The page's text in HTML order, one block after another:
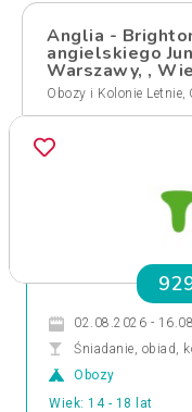
Anglia -
angielskiego
Warszawy, ,
Obozy i Kolonie Letnie,
02.08.2026 -
Śniadanie, obiad,
Obozy
Wiek: 14 - 18 lat